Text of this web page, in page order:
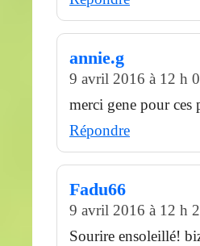
annie.g
9 avril 2016 à 12 h
merci gene pour ces
Répondre
Fadu66
9 avril 2016 à 12 h
Sourire ensoleillé!